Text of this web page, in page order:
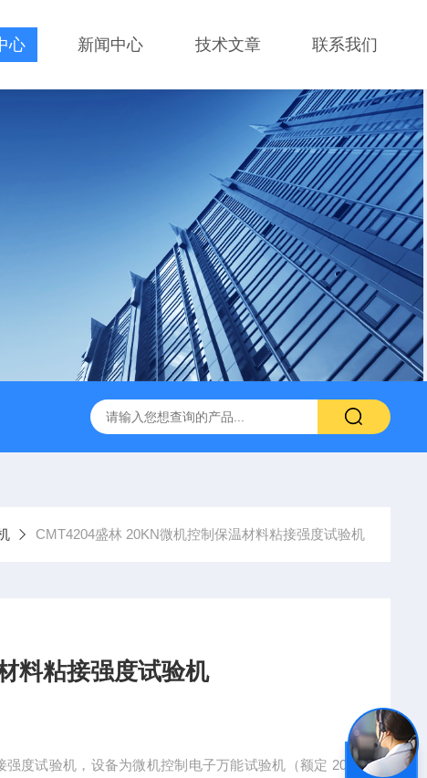
心 新闻中心 技术文章 联系我们
盛林碳硫高速分析仪 CMT4504盛林5吨万能拉力试验机
CMT4204盛林 20KN微机控制保温材料粘接强度试验机
料粘接强度试验机
强度试验机，设备为微机控制电子万能试验机（额定 20k